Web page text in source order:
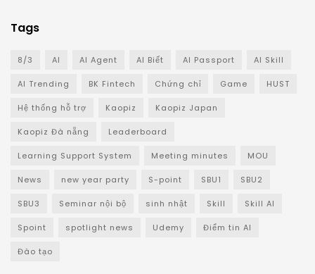
Tags
8/3 AI AI Agent AI Biết AI Passport AI Skill
AI Trending BK Fintech Chứng chỉ Game HUST
Hệ thống hỗ trợ Kaopiz Kaopiz Japan
Kaopiz Đà nẵng Leaderboard
Learning Support System Meeting minutes MOU
News new year party S-point SBU1 SBU2
SBU3 Seminar nội bộ sinh nhật Skill Skill AI
Spoint spotlight news Udemy Điểm tin AI
Đào tạo